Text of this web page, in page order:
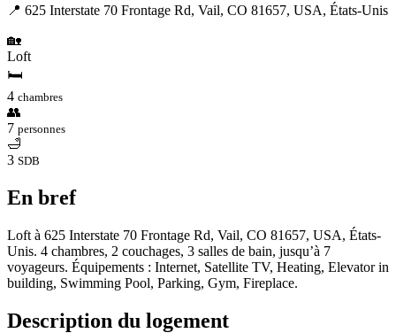
📍 625 Interstate 70 Frontage Rd, Vail, CO 81657, USA, États-Unis
🏡
Loft
🛏
4 chambres
👥
7 personnes
🛁
3 SDB
En bref
Loft à 625 Interstate 70 Frontage Rd, Vail, CO 81657, USA, États-
Unis. 4 chambres, 2 couchages, 3 salles de bain, jusqu’à 7
voyageurs. Équipements : Internet, Satellite TV, Heating, Elevator in
building, Swimming Pool, Parking, Gym, Fireplace.
Description du logement